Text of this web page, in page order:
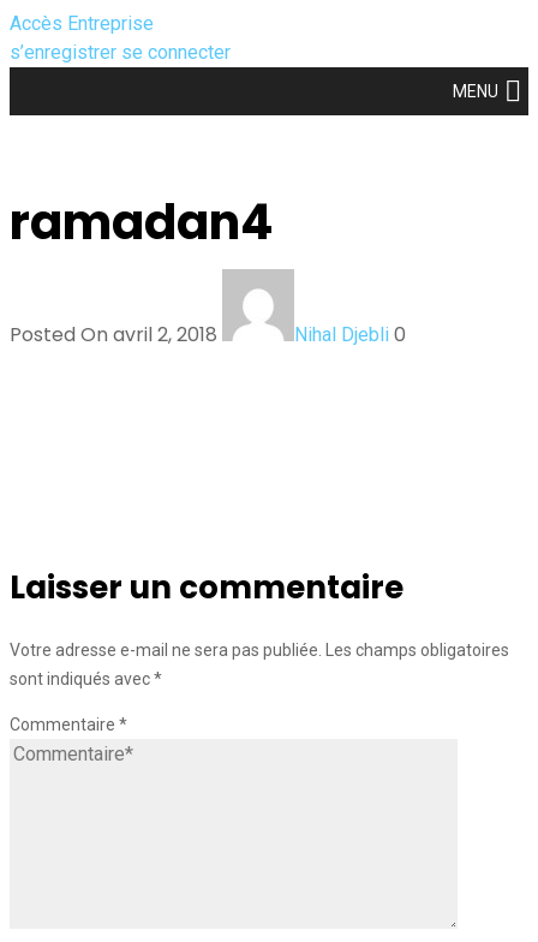
Accès Entreprise
s’enregistrer se connecter
MENU
ramadan4
Posted On avril 2, 2018 Nihal Djebli 0
Laisser un commentaire
Votre adresse e-mail ne sera pas publiée. Les champs obligatoires
sont indiqués avec*
Commentaire *